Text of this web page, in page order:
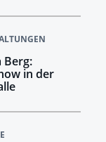
Berg:
in der